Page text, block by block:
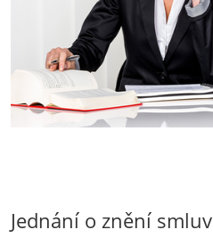
Jednání o znění smluv